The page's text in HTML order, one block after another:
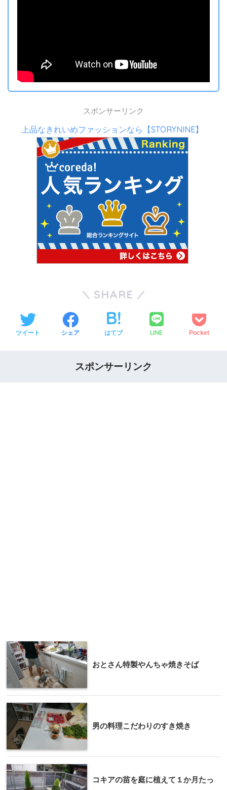
スポンサーリンク
上品なきれいめファッションなら【STORYNINE】
SHARE
ツイート シェア はてブ LINE Pocket
スポンサーリンク
おとさん特製やんちゃ焼きそば
男の料理こだわりのすき焼き
コキアの苗を庭に植えて１か月たっ